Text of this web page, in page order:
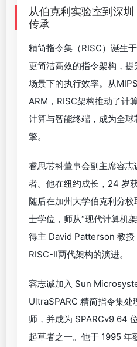
从伯克利实验室到深
传承
精简指令集（RISC）诞生
更简洁高效的指令架构，
场景下的执行效率。从
ARM，RISC架构推动了计
计算与智能终端，成为全球
擎。
睿思芯科董事会副主席容
者。他在纽约成长，24 岁
随后在加州大学伯克利分
士学位，师从“现代计算机
得主 David Patterson 教
RISC-II两代架构的演进。
容志诚加入 Sun
UltraSPARC 精简指令集处
师，并成为 SPARCv9 64
起草者之一。他于 1995 年